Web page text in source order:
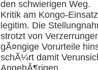
den schwierigen Weg.
Kritik am Kongo-
legitim. Die
strotzt von
gÃ¤ngige Vorurteile
schÃ¼rt damit